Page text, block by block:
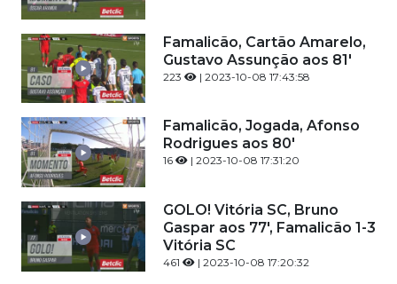
Famalicão, Cartão Amarelo,
Gustavo Assunção aos 81'
223 | 2023-10-08 17:43:58
Famalicão, Jogada, Afonso
Rodrigues aos 80'
16 | 2023-10-08 17:31:20
GOLO! Vitória SC, Bruno
Gaspar aos 77', Famalicão 1-3
Vitória SC
461 | 2023-10-08 17:20:32